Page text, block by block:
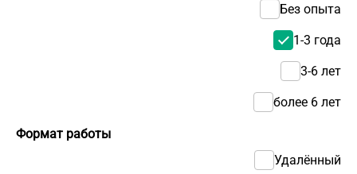
Без опыта
1-3 года
3-6 лет
более 6 лет
Формат работы
Удалённый